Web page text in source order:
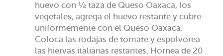
huevo con ½ taza de Queso Oaxaca, los
vegetales, agrega el huevo restante y cubre
uniformemente con el Queso Oaxaca.
Coloca las rodajas de tomate y espolvorea
las hiervas italianas restantes. Hornea de 20